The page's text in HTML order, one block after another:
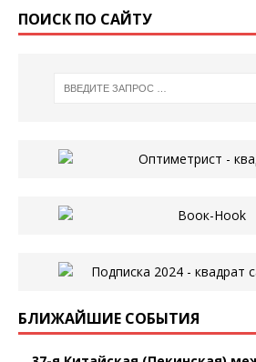
ПОИСК ПО САЙТУ
БЛИЖАЙШИЕ СОБЫТИЯ